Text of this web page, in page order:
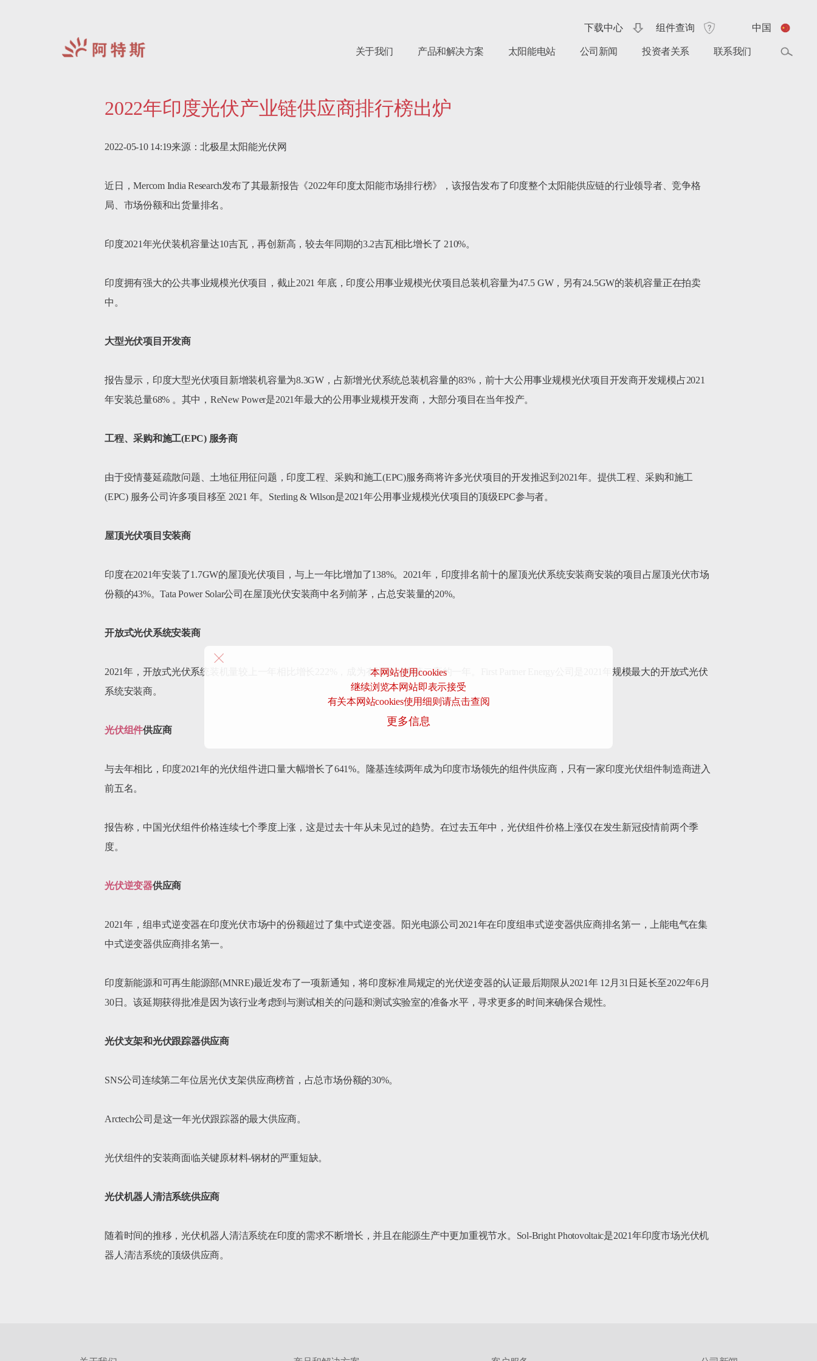
本网站使用cookies
继续浏览本网站即表示接受
有关本网站cookies使用细则请点击查阅
更多信息
关于我们 产品和解决方案 太阳能电站 公司新闻 投资者关系 联系我们
中国
组件查询
下载中心
2022年印度光伏产业链供应商排行榜出炉
2022-05-10 14:19来源：北极星太阳能光伏网
近日，Mercom India Research发布了其最新报告《2022年印度太阳能市场排行榜》，该报告发布了印度整个太阳能供应链的行业领导者、竞争格
局、市场份额和出货量排名。
印度2021年光伏装机容量达10吉瓦，再创新高，较去年同期的3.2吉瓦相比增长了 210%。
印度拥有强大的公共事业规模光伏项目，截止2021 年底，印度公用事业规模光伏项目总装机容量为47.5 GW，另有24.5GW的装机容量正在拍卖
中。
大型光伏项目开发商
报告显示，印度大型光伏项目新增装机容量为8.3GW，占新增光伏系统总装机容量的83%，前十大公用事业规模光伏项目开发商开发规模占2021
年安装总量68% 。其中，ReNew Power是2021年最大的公用事业规模开发商，大部分项目在当年投产。
工程、采购和施工(EPC) 服务商
由于疫情蔓延疏散问题、土地征用征问题，印度工程、采购和施工(EPC)服务商将许多光伏项目的开发推迟到2021年。提供工程、采购和施工
(EPC) 服务公司许多项目移至 2021 年。Sterling & Wilson是2021年公用事业规模光伏项目的顶级EPC参与者。
屋顶光伏项目安装商
印度在2021年安装了1.7GW的屋顶光伏项目，与上一年比增加了138%。2021年，印度排名前十的屋顶光伏系统安装商安装的项目占屋顶光伏市场
份额的43%。Tata Power Solar公司在屋顶光伏安装商中名列前茅，占总安装量的20%。
开放式光伏系统安装商
2021年，开放式光伏系统装机量较上一年相比增长222%，成为有记录以来第二高的一年。First Partner Energy公司是2021年规模最大的开放式光伏
系统安装商。
光伏组件供应商
与去年相比，印度2021年的光伏组件进口量大幅增长了641%。隆基连续两年成为印度市场领先的组件供应商，只有一家印度光伏组件制造商进入
前五名。
报告称，中国光伏组件价格连续七个季度上涨，这是过去十年从未见过的趋势。在过去五年中，光伏组件价格上涨仅在发生新冠疫情前两个季
度。
光伏逆变器供应商
2021年，组串式逆变器在印度光伏市场中的份额超过了集中式逆变器。阳光电源公司2021年在印度组串式逆变器供应商排名第一，上能电气在集
中式逆变器供应商排名第一。
印度新能源和可再生能源部(MNRE)最近发布了一项新通知，将印度标准局规定的光伏逆变器的认证最后期限从2021年 12月31日延长至2022年6月
30日。该延期获得批准是因为该行业考虑到与测试相关的问题和测试实验室的准备水平，寻求更多的时间来确保合规性。
光伏支架和光伏跟踪器供应商
SNS公司连续第二年位居光伏支架供应商榜首，占总市场份额的30%。
Arctech公司是这一年光伏跟踪器的最大供应商。
光伏组件的安装商面临关键原材料-钢材的严重短缺。
光伏机器人清洁系统供应商
随着时间的推移，光伏机器人清洁系统在印度的需求不断增长，并且在能源生产中更加重视节水。Sol-Bright Photovoltaic是2021年印度市场光伏机